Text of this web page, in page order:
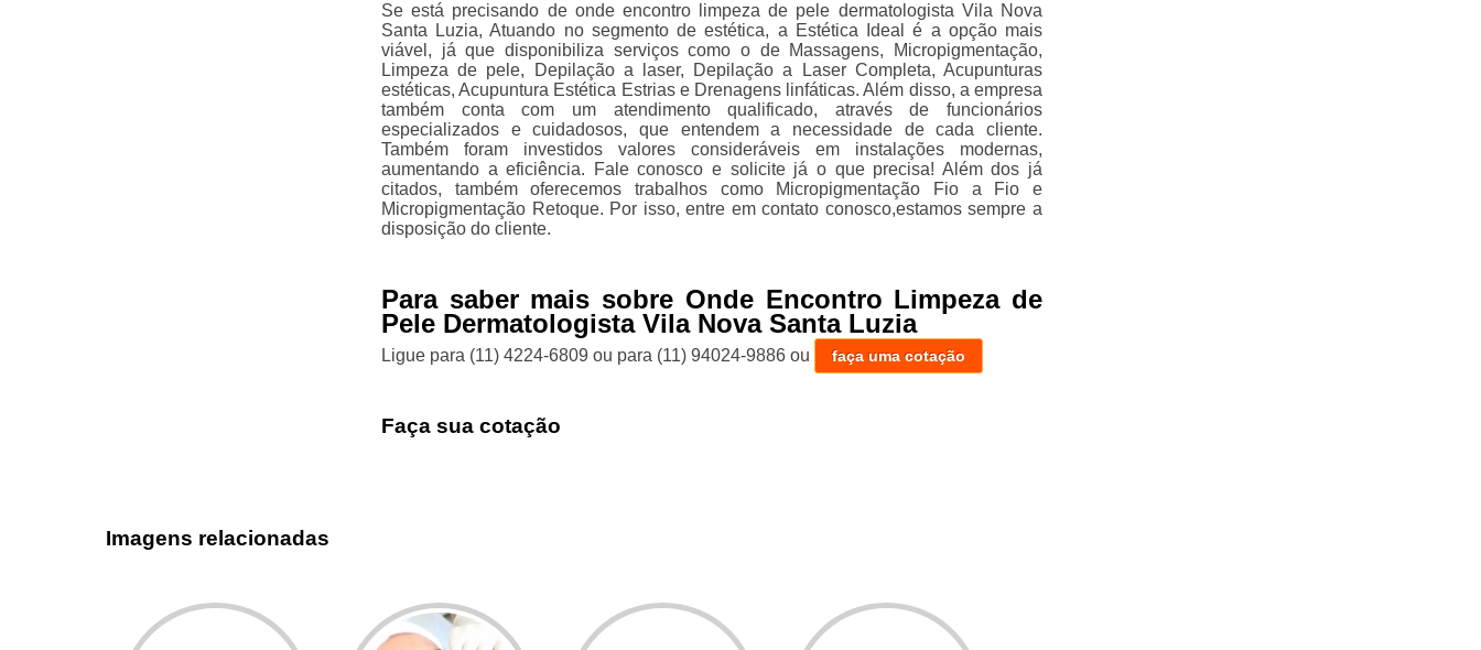
Se está precisando de onde encontro limpeza de pele dermatologista Vila Nova
Santa Luzia, Atuando no segmento de estética, a Estética Ideal é a opção mais
viável, já que disponibiliza serviços como o de Massagens, Micropigmentação,
Limpeza de pele, Depilação a laser, Depilação a Laser Completa, Acupunturas
estéticas, Acupuntura Estética Estrias e Drenagens linfáticas. Além disso, a empresa
também conta com um atendimento qualificado, através de funcionários
especializados e cuidadosos, que entendem a necessidade de cada cliente.
Também foram investidos valores consideráveis em instalações modernas,
aumentando a eficiência. Fale conosco e solicite já o que precisa! Além dos já
citados, também oferecemos trabalhos como Micropigmentação Fio a Fio e
Micropigmentação Retoque. Por isso, entre em contato conosco,estamos sempre a
disposição do cliente.
Para saber mais sobre Onde Encontro Limpeza de
Pele Dermatologista Vila Nova Santa Luzia
Ligue para (11) 4224-6809 ou para (11) 94024-9886 ou faça uma cotação
Faça sua cotação
Imagens relacionadas